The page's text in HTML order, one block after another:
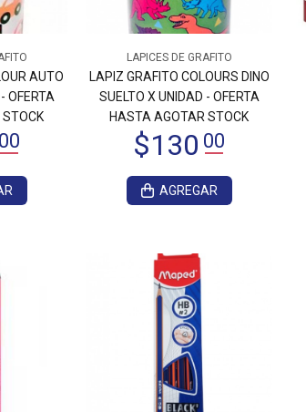
AUTO
OFERTA
LAPICES DE GRAFITO
LAPIZ GRAFITO COLOURS DINO
SUELTO X UNIDAD - OFERTA
HASTA AGOTAR STOCK
AGREGAR
$340